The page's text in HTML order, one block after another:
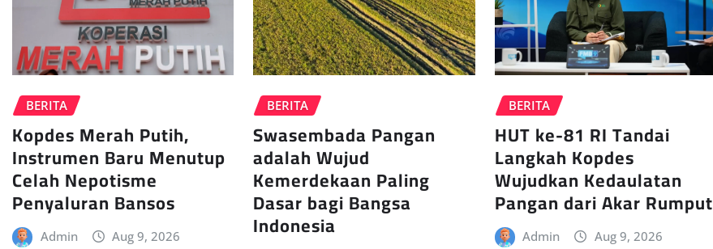
BERITA
Kopdes Merah Putih,
Instrumen Baru Menutup
Celah Nepotisme
Penyaluran Bansos
Admin Aug 9, 2026
BERITA
Swasembada Pangan
adalah Wujud
Kemerdekaan Paling
Dasar bagi Bangsa
Indonesia
BERITA
HUT ke-81 RI Tandai
Langkah Kopdes
Wujudkan Kedaulatan
Pangan dari Akar Rumput
Admin Aug 9, 2026